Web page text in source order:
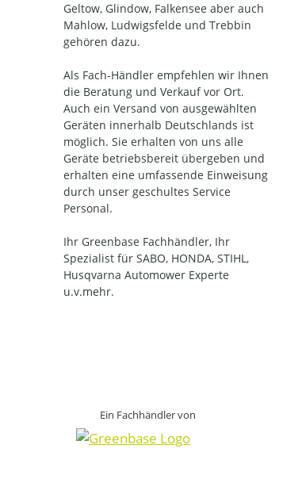
Geltow, Glindow, Falkensee aber auch
Mahlow, Ludwigsfelde und Trebbin
gehören dazu.
Als Fach-Händler empfehlen wir Ihnen
die Beratung und Verkauf vor Ort.
Auch ein Versand von ausgewählten
Geräten innerhalb Deutschlands ist
möglich. Sie erhalten von uns alle
Geräte betriebsbereit übergeben und
erhalten eine umfassende Einweisung
durch unser geschultes Service
Personal.
Ihr Greenbase Fachhändler, Ihr
Spezialist für SABO, HONDA, STIHL,
Husqvarna Automower Experte
u.v.mehr.
Ein Fachhändler von